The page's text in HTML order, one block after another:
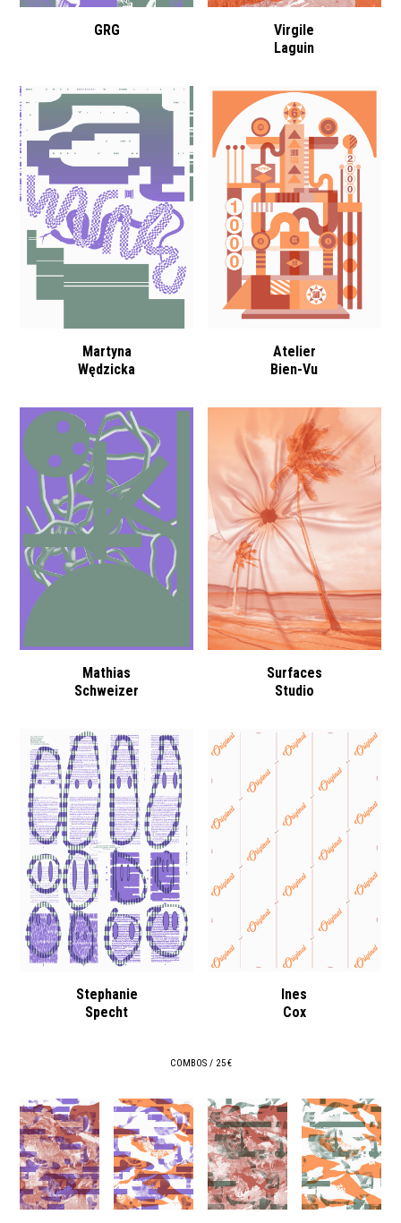
GRG
Virgile
Laguin
Martyna
Wędzicka
Atelier
Bien-Vu
Mathias
Schweizer
Surfaces
Studio
Stephanie
Specht
Ines
Cox
COMBOS / 25 €